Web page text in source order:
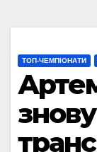
ТОП-ЧЕМПІОНАТИ